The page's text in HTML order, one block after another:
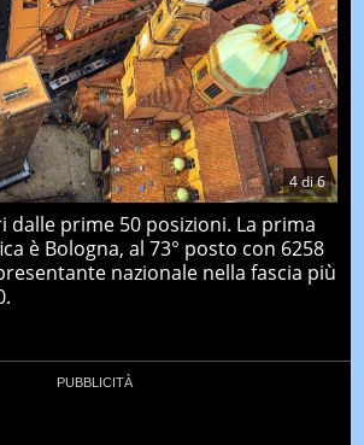
4di6
dalle prime 50 posizioni. La prima
è Bologna, al 73° posto con 6258
nazionale nella fascia più